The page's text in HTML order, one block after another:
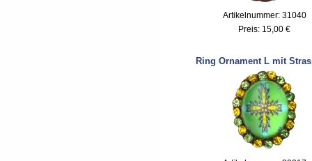
Artikelnummer: 31040
Preis: 15,00 €
Ring Ornament L mit